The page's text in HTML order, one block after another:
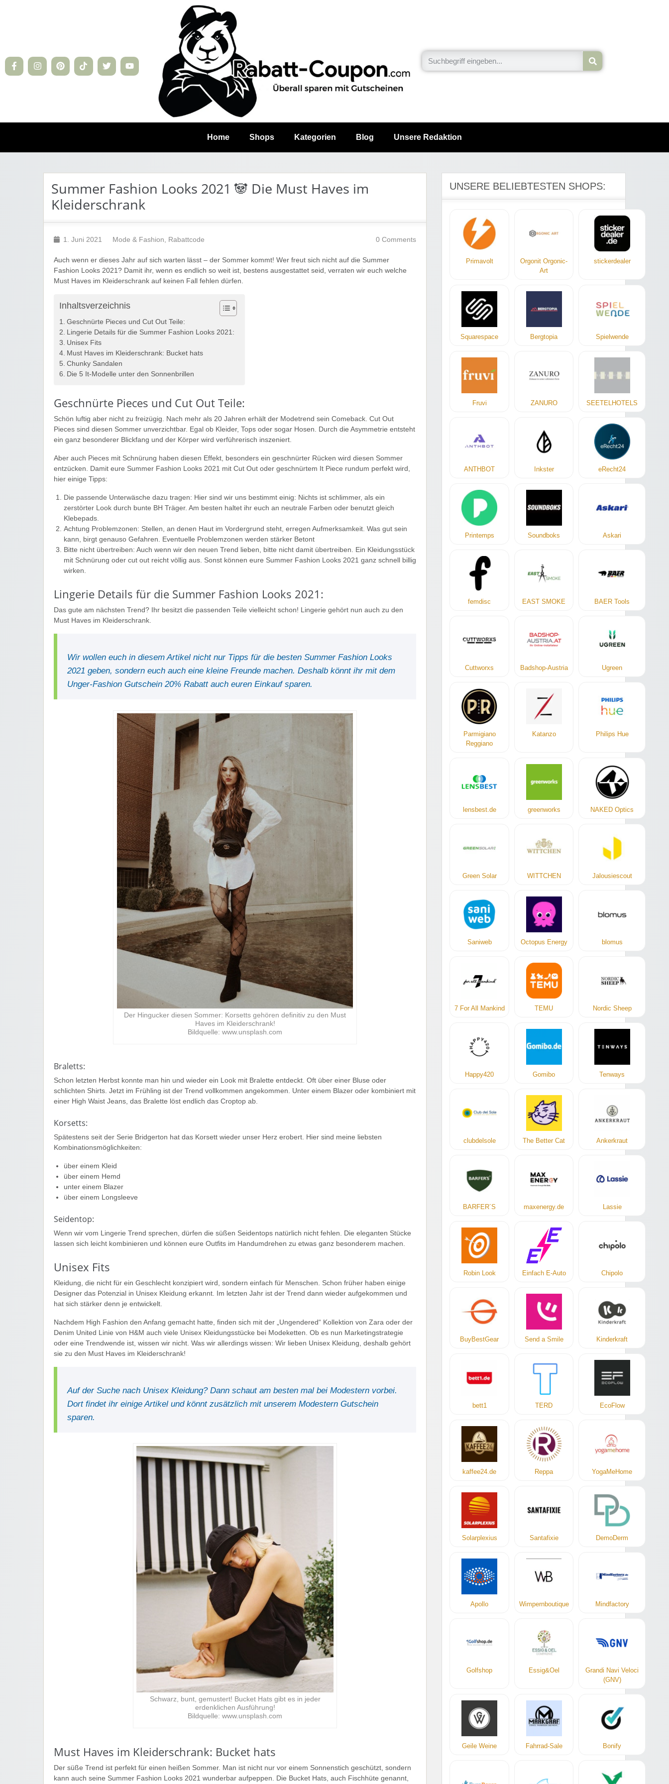
Home Shops Kategorien Blog Unsere Redaktion
Summer Fashion Looks 2021 🐼 Die Must Haves im
Kleiderschrank
1. Juni 2021 Mode & Fashion, Rabattcode 0 Comments
Auch wenn er dieses Jahr auf sich warten lässt – der Sommer kommt! Wer freut sich nicht auf die Summer
Fashion Looks 2021? Damit ihr, wenn es endlich so weit ist, bestens ausgestattet seid, verraten wir euch welche
Must Haves im Kleiderschrank auf keinen Fall fehlen dürfen.
Inhaltsverzeichnis
Geschnürte Pieces und Cut Out Teile:
Lingerie Details für die Summer Fashion Looks 2021:
Unisex Fits
Must Haves im Kleiderschrank: Bucket hats
Chunky Sandalen
Die 5 It-Modelle unter den Sonnenbrillen
Geschnürte Pieces und Cut Out Teile:
Schön luftig aber nicht zu freizügig. Nach mehr als 20 Jahren erhält der Modetrend sein Comeback. Cut Out
Pieces sind diesen Sommer unverzichtbar. Egal ob Kleider, Tops oder sogar Hosen. Durch die Asymmetrie entsteht
ein ganz besonderer Blickfang und der Körper wird verführerisch inszeniert.
Aber auch Pieces mit Schnürung haben diesen Effekt, besonders ein geschnürter Rücken wird diesen Sommer
entzücken. Damit eure Summer Fashion Looks 2021 mit Cut Out oder geschnürtem It Piece rundum perfekt wird,
hier einige Tipps:
Die passende Unterwäsche dazu tragen: Hier sind wir uns bestimmt einig: Nichts ist schlimmer, als ein
zerstörter Look durch bunte BH Träger. Am besten haltet ihr euch an neutrale Farben oder benutzt gleich
Klebepads.
Achtung Problemzonen: Stellen, an denen Haut im Vordergrund steht, erregen Aufmerksamkeit. Was gut sein
kann, birgt genauso Gefahren. Eventuelle Problemzonen werden stärker Betont
Bitte nicht übertreiben: Auch wenn wir den neuen Trend lieben, bitte nicht damit übertreiben. Ein Kleidungsstück
mit Schnürung oder cut out reicht völlig aus. Sonst können eure Summer Fashion Looks 2021 ganz schnell billig
wirken.
Lingerie Details für die Summer Fashion Looks 2021:
Das gute am nächsten Trend? Ihr besitzt die passenden Teile vielleicht schon! Lingerie gehört nun auch zu den
Must Haves im Kleiderschrank.
Wir wollen euch in diesem Artikel nicht nur Tipps für die besten Summer Fashion Looks
2021 geben, sondern euch auch eine kleine Freunde machen. Deshalb könnt ihr mit dem
Unger-Fashion Gutschein 20% Rabatt auch euren Einkauf sparen.
Der Hingucker diesen Sommer: Korsetts gehören definitiv zu den Must
Haves im Kleiderschrank!
Bildquelle: www.unsplash.com
Braletts:
Schon letzten Herbst konnte man hin und wieder ein Look mit Bralette entdeckt. Oft über einer Bluse oder
schlichten Shirts. Jetzt im Frühling ist der Trend vollkommen angekommen. Unter einem Blazer oder kombiniert mit
einer High Waist Jeans, das Bralette löst endlich das Croptop ab.
Korsetts:
Spätestens seit der Serie Bridgerton hat das Korsett wieder unser Herz erobert. Hier sind meine liebsten
Kombinationsmöglichkeiten:
über einem Kleid
über einem Hemd
unter einem Blazer
über einem Longsleeve
Seidentop:
Wenn wir vom Lingerie Trend sprechen, dürfen die süßen Seidentops natürlich nicht fehlen. Die eleganten Stücke
lassen sich leicht kombinieren und können eure Outfits im Handumdrehen zu etwas ganz besonderem machen.
Unisex Fits
Kleidung, die nicht für ein Geschlecht konzipiert wird, sondern einfach für Menschen. Schon früher haben einige
Designer das Potenzial in Unisex Kleidung erkannt. Im letzten Jahr ist der Trend dann wieder aufgekommen und
hat sich stärker denn je entwickelt.
Nachdem High Fashion den Anfang gemacht hatte, finden sich mit der „Ungendered“ Kollektion von Zara oder der
Denim United Linie von H&M auch viele Unisex Kleidungsstücke bei Modeketten. Ob es nun Marketingstrategie
oder eine Trendwende ist, wissen wir nicht. Was wir allerdings wissen: Wir lieben Unisex Kleidung, deshalb gehört
sie zu den Must Haves im Kleiderschrank!
Auf der Suche nach Unisex Kleidung? Dann schaut am besten mal bei Modestern vorbei.
Dort findet ihr einige Artikel und könnt zusätzlich mit unserem Modestern Gutschein
sparen.
Schwarz, bunt, gemustert! Bucket Hats gibt es in jeder
erdenklichen Ausführung!
Bildquelle: www.unsplash.com
Must Haves im Kleiderschrank: Bucket hats
Der süße Trend ist perfekt für einen heißen Sommer. Man ist nicht nur vor einem Sonnenstich geschützt, sondern
kann auch seine Summer Fashion Looks 2021 wunderbar aufpeppen. Die Bucket Hats, auch Fischhüte genannt,
UNSERE BELIEBTESTEN SHOPS:
Primavolt
Orgonit Orgonic-
Art
stickerdealer
Squarespace Bergtopia Spielwende
Fruvi ZANURO SEETELHOTELS
ANTHBOT Inkster eRecht24
Printemps Soundboks Askari
femdisc EAST SMOKE BAER Tools
Cuttworxs Badshop-Austria Ugreen
Parmigiano
Reggiano
Katanzo Philips Hue
lensbest.de greenworks NAKED Optics
Green Solar WITTCHEN Jalousiescout
Saniweb Octopus Energy blomus
7 For All Mankind TEMU Nordic Sheep
Happy420 Gomibo Tenways
clubdelsole The Better Cat Ankerkraut
BARFER´S maxenergy.de Lassie
Robin Look Einfach E-Auto Chipolo
BuyBestGear Send a Smile Kinderkraft
bett1 TERD EcoFlow
kaffee24.de Reppa YogaMeHome
Solarplexius Santafixie DemoDerm
Apollo Wimpernboutique Mindfactory
Golfshop Essig&Oel
Grandi Navi Veloci
(GNV)
Geile Weine Fahrrad-Sale Bonify